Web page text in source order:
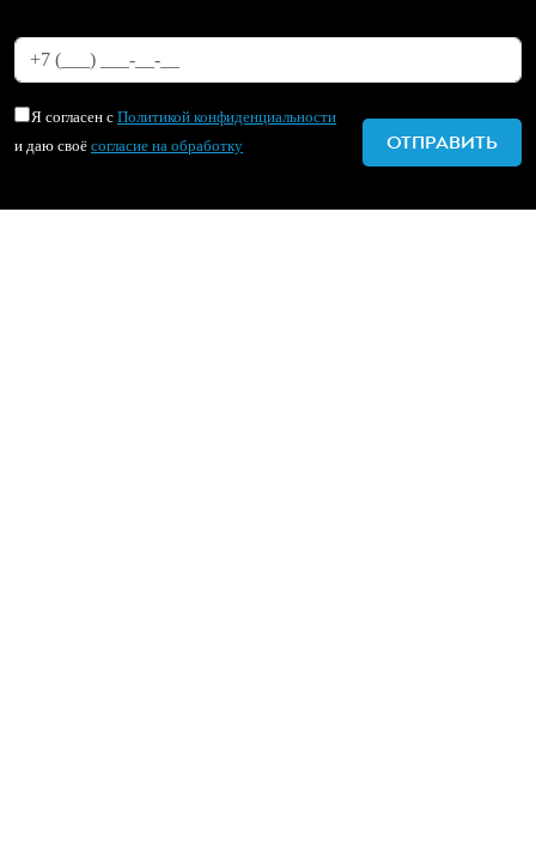
Я согласен с Политикой конфиденциальности
и даю своё согласие на обработку